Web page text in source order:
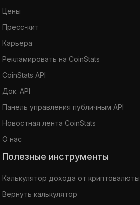
Цены
Пресс-кит
Карьера
Рекламировать на CoinStats
CoinStats API
Док. API
Панель управления публичным API
Новостная лента CoinStats
О нас
Полезные инструменты
Калькулятор дохода от криптовалюты
Вернуть калькулятор